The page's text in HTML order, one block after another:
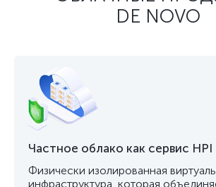
DE NOVO
Частное облако как сервис HPI
Физически изолированная
инфраструктура, которая